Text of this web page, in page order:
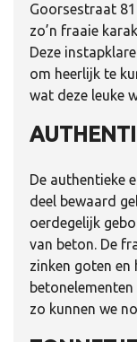
Goorsestraat
zo’n fraaie
Deze
om heerlijk te
wat deze leuke
De authentieke
deel bewaard
oerdegelijk
van beton. De
zinken goten en
zo kunnen we